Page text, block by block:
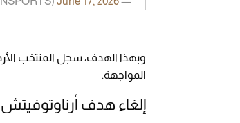
وبهذا الهدف، سجل المنتخب
المواجهة.
إلغاء هدف أرناوتوفيتش